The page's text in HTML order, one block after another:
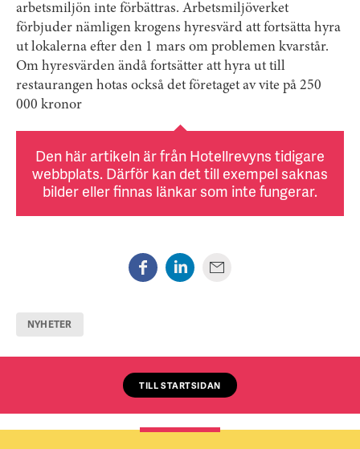
arbetsmiljön inte förbättras. Arbetsmiljöverket
förbjuder nämligen krogens hyresvärd att fortsätta hyra
ut lokalerna efter den 1 mars om problemen kvarstår.
Om hyresvärden ändå fortsätter att hyra ut till
restaurangen hotas också det företaget av vite på 250
000 kronor
Den här artikeln är från Hotellrevyns tidigare
webbplats. Därför kan det till exempel saknas
bilder eller finnas länkar som inte fungerar.
NYHETER
TILL STARTSIDAN